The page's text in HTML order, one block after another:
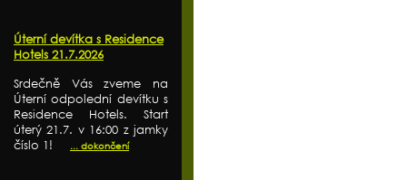
Úterní devítka s Residence
Hotels 21.7.2026
Srdečně Vás zveme na
Úterní odpolední devítku s
Residence Hotels. Start
úterý 21.7. v 16:00 z jamky
číslo 1!
... dokončení